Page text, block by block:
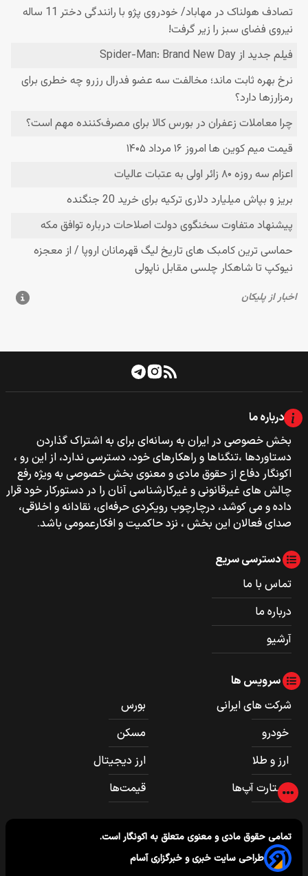
درباره ما
بخش خصوصی‌‌ در ایران به رسانه‌ای برای به اشتراک گذاردن
دستاوردها ،تنگناها و راهکارهای خود، دسترسی ندارد، از این رو ،
اکونگار دفاع از حقوق مادی و معنوی بخش خصوصی به ویژه رفع
چالش های غیرقانونی و غیرکارشناسی آنان را در دستورکار خود قرار
داده و می کوشد، درچارچوب رویکردی حرفه‌ای، نقادانه و اخلاقی،
صدای فعالان این بخش ، نزد حاکمیت و افکارعمومی باشد.
دسترسی سریع
تماس با ما
درباره ما
آرشیو
سرویس ها
شرکت های ایرانی
بورس
خودرو
مسکن
ارز و طلا
ارز دیجیتال
استارت آپ‌ها
قیمت‌ها
تمامی حقوق مادی و معنوی متعلق به اکونگاراست.
طراحی سایت خبری و خبرگزاری آسام